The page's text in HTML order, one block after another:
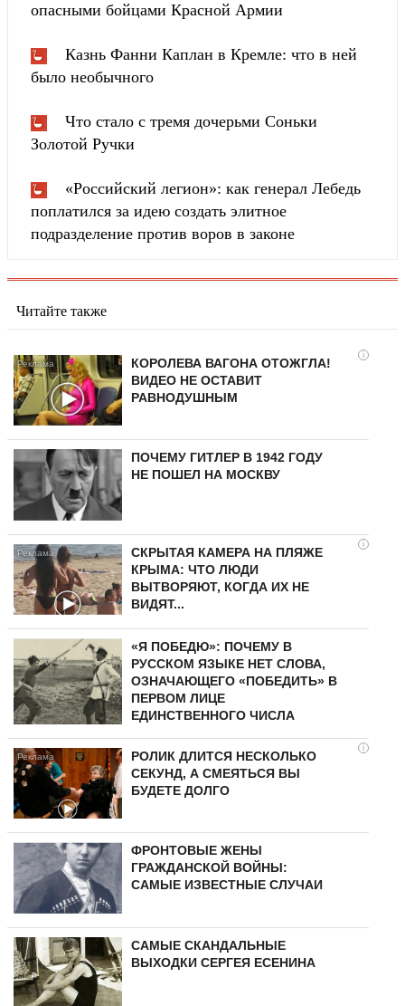
опасными бойцами Красной Армии
Казнь Фанни Каплан в Кремле: что в ней
было необычного
Что стало с тремя дочерьми Соньки
Золотой Ручки
«Российский легион»: как генерал Лебедь
поплатился за идею создать элитное
подразделение против воров в законе
Читайте также
i
КОРОЛЕВА ВАГОНА ОТОЖГЛА!
ВИДЕО НЕ ОСТАВИТ
РАВНОДУШНЫМ
ПОЧЕМУ ГИТЛЕР В 1942 ГОДУ
НЕ ПОШЕЛ НА МОСКВУ
i
СКРЫТАЯ КАМЕРА НА ПЛЯЖЕ
КРЫМА: ЧТО ЛЮДИ
ВЫТВОРЯЮТ, КОГДА ИХ НЕ
ВИДЯТ...
«Я ПОБЕДЮ»: ПОЧЕМУ В
РУССКОМ ЯЗЫКЕ НЕТ СЛОВА,
ОЗНАЧАЮЩЕГО «ПОБЕДИТЬ» В
ПЕРВОМ ЛИЦЕ
ЕДИНСТВЕННОГО ЧИСЛА
i
РОЛИК ДЛИТСЯ НЕСКОЛЬКО
СЕКУНД, А СМЕЯТЬСЯ ВЫ
БУДЕТЕ ДОЛГО
ФРОНТОВЫЕ ЖЕНЫ
ГРАЖДАНСКОЙ ВОЙНЫ:
САМЫЕ ИЗВЕСТНЫЕ СЛУЧАИ
САМЫЕ СКАНДАЛЬНЫЕ
ВЫХОДКИ СЕРГЕЯ ЕСЕНИНА